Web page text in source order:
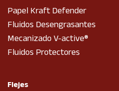
Papel Kraft Defender
Fluidos Desengrasantes
Mecanizado V-active®
Fluidos Protectores
Flejes